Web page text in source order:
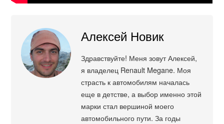
Алексей Новик
Здравствуйте! Меня зовут Алексей,
я владелец Renault Megane. Моя
страсть к автомобилям началась
еще в детстве, а выбор именно этой
марки стал вершиной моего
автомобильного пути. За годы